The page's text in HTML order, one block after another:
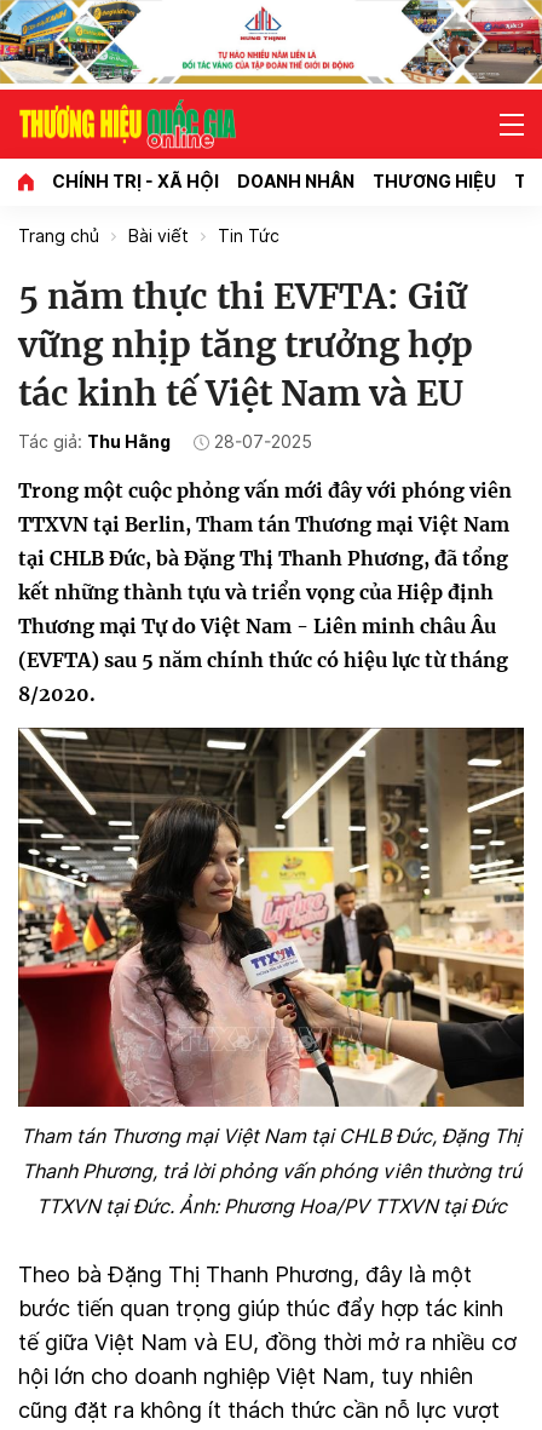
CHÍNH TRỊ - XÃ HỘI DOANH NHÂN THƯƠNG HIỆU
Trang chủ Bài viết Tin Tức
5 năm thực thi EVFTA: Giữ
vững nhịp tăng trưởng hợp
tác kinh tế Việt Nam và EU
Tác giả: Thu Hằng 28-07-2025
Trong một cuộc phỏng vấn mới đây với phóng viên
TTXVN tại Berlin, Tham tán Thương mại Việt Nam
tại CHLB Đức, bà Đặng Thị Thanh Phương, đã tổng
kết những thành tựu và triển vọng của Hiệp định
Thương mại Tự do Việt Nam - Liên minh châu Âu
(EVFTA) sau 5 năm chính thức có hiệu lực từ tháng
8/2020.
Tham tán Thương mại Việt Nam tại CHLB Đức, Đặng Thị
Thanh Phương, trả lời phỏng vấn phóng viên thường trú
TTXVN tại Đức. Ảnh: Phương Hoa/PV TTXVN tại Đức
Theo bà Đặng Thị Thanh Phương, đây là một
bước tiến quan trọng giúp thúc đẩy hợp tác kinh
tế giữa Việt Nam và EU, đồng thời mở ra nhiều cơ
hội lớn cho doanh nghiệp Việt Nam, tuy nhiên
cũng đặt ra không ít thách thức cần nỗ lực vượt